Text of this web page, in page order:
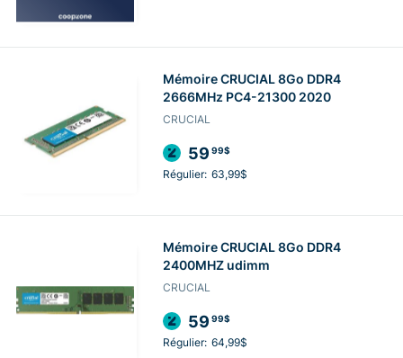
Mémoire CRUCIAL 8Go DDR4
2666MHz PC4-21300 2020
CRUCIAL
59 99$
Régulier: 63,99$
Mémoire CRUCIAL 8Go DDR4
2400MHZ udimm
CRUCIAL
59 99$
Régulier: 64,99$